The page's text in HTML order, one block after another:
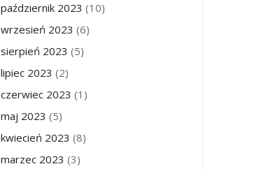
październik 2023 (10)
wrzesień 2023 (6)
sierpień 2023 (5)
lipiec 2023 (2)
czerwiec 2023 (1)
maj 2023 (5)
kwiecień 2023 (8)
marzec 2023 (3)